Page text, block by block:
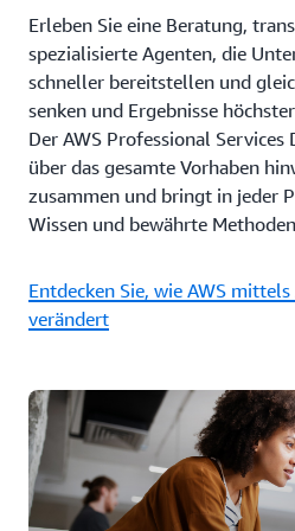
Erleben Sie eine Beratung,
spezialisierte Agenten, die
schneller bereitstellen und
senken und Ergebnisse
Der AWS Professional
über das gesamte Vorhaben
zusammen und bringt in jeder
Wissen und bewährte
Entdecken Sie, wie AWS
verändert